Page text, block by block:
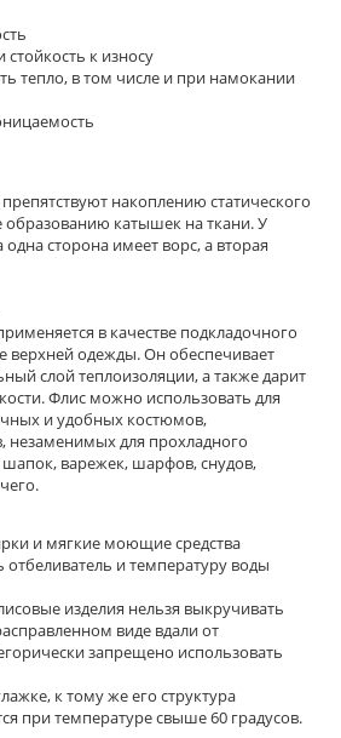
к износу
тепло, в том числе и при намокании
накоплению статического
образованию катышек на ткани. У
сторона имеет ворс, а вторая
в качестве подкладочного
верхней одежды. Он обеспечивает
слой теплоизоляции, а также дарит
Флис можно использовать для
и удобных костюмов,
незаменимых для прохладного
варежек, шарфов, снудов,
и мягкие моющие средства
отбеливатель и температуру воды
изделия нельзя выкручивать
виде вдали от
запрещено использовать
к тому же его структура
при температуре свыше 60 градусов.